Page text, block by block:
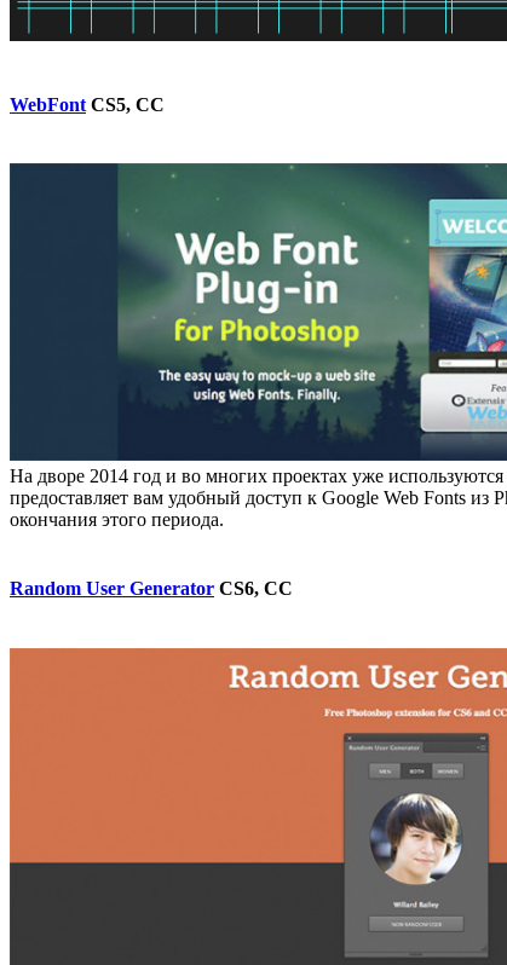
WebFont CS5, CC
На дворе 2014 год и во многих проектах уже
предоставляет вам удобный доступ к Google Web Fonts из
окончания этого периода.
Random User Generator CS6, CC